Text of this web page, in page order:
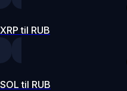
XRP til RUB
SOL til RUB